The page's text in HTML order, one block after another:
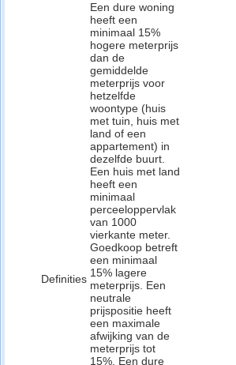
Definities
Een dure woning
heeft een
minimaal 15%
hogere meterprijs
dan de
gemiddelde
meterprijs voor
hetzelfde
woontype (huis
met tuin, huis met
land of een
appartement) in
dezelfde buurt.
Een huis met land
heeft een
minimaal
perceeloppervlak
van 1000
vierkante meter.
Goedkoop betreft
een minimaal
15% lagere
meterprijs. Een
neutrale
prijspositie heeft
een maximale
afwijking van de
meterprijs tot
15%. Een dure